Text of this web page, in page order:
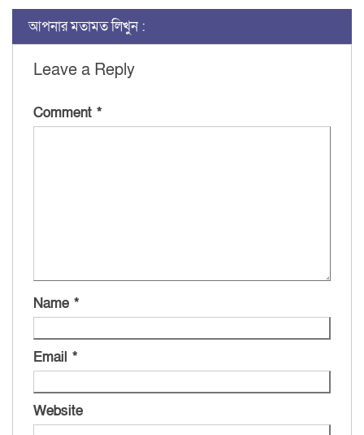
আপনার মতামত লিখুন :
Leave a Reply
Comment *
Name *
Email *
Website